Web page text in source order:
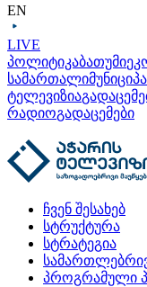
EN
LIVE
პოლიტიკაბათუმი
სამართალი
ტელევიზია
რადიოგადაცემები
ჩვენ შესახებ
სტრუქტურა
სტრატეგია
პროგრამული